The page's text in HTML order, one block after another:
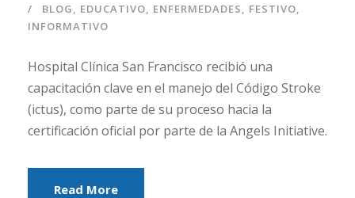
BLOG, EDUCATIVO, ENFERMEDADES, FESTIVO,
INFORMATIVO
Hospital Clínica San Francisco recibió una
capacitación clave en el manejo del Código Stroke
(ictus), como parte de su proceso hacia la
certificación oficial por parte de la Angels Initiative.
Read More